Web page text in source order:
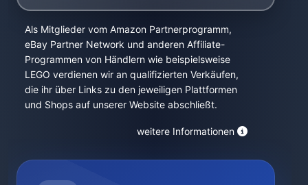
Als Mitglieder vom Amazon Partnerprogramm,
eBay Partner Network und anderen Affiliate-
Programmen von Händlern wie beispielsweise
LEGO verdienen wir an qualifizierten Verkäufen,
die ihr über Links zu den jeweiligen Plattformen
und Shops auf unserer Website abschließt.
weitere Informationen